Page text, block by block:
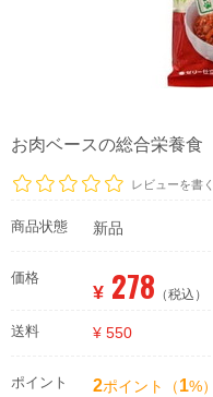
お肉ベースの総合栄養食
レビューを書く
商品状態 新品
価格
¥ 278 （税込）
送料 ¥ 550
ポイント 2ポイント（1%）